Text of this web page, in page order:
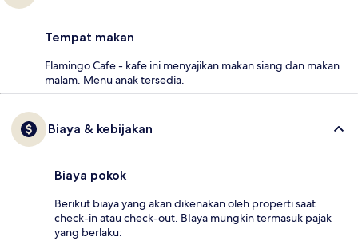
Tempat makan
Flamingo Cafe - kafe ini menyajikan makan siang dan makan
malam. Menu anak tersedia.
Biaya & kebijakan
Biaya pokok
Berikut biaya yang akan dikenakan oleh properti saat
check-in atau check-out. BIaya mungkin termasuk pajak
yang berlaku: